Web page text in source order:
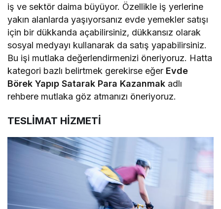
iş ve sektör daima büyüyor. Özellikle iş yerlerine
yakın alanlarda yaşıyorsanız evde yemekler satışı
için bir dükkanda açabilirsiniz, dükkansız olarak
sosyal medyayı kullanarak da satış yapabilirsiniz.
Bu işi mutlaka değerlendirmenizi öneriyoruz. Hatta
kategori bazlı belirtmek gerekirse eğer Evde
Börek Yapıp Satarak Para Kazanmak adlı
rehbere mutlaka göz atmanızı öneriyoruz.
TESLİMAT HİZMETİ